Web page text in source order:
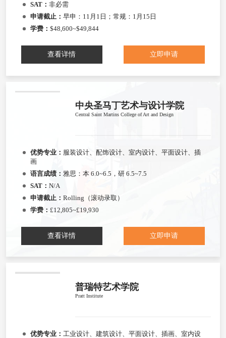
SAT： 非必需
申请截止： 早申：11月1日；常规：1月15日
学费： $48,600~$49,844
查看详情 立即申请
中央圣马丁艺术与设计学院
Central Saint Martins College of Art and Design
优势专业： 服装设计、配饰设计、室内设计、平面设计、插
画
语言成绩： 雅思：本 6.0~6.5，研 6.5~7.5
SAT： N/A
申请截止： Rolling（滚动录取）
学费： £12,805~£19,930
查看详情 立即申请
普瑞特艺术学院
Pratt Institute
优势专业： 工业设计、建筑设计、平面设计、插画、室内设